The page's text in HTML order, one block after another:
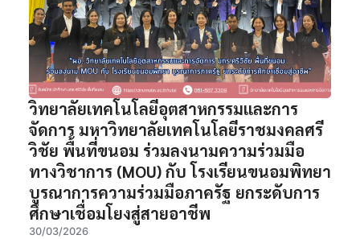
วิทยาลัยเทคโนโลยีอุตสาหกรรมและการ
จัดการ มหาวิทยาลัยเทคโนโลยีราชมงคลศรี
วิชัย พื้นที่ขนอม ร่วมลงนามความร่วมมือ
ทางวิชาการ (MOU) กับ โรงเรียนขนอมพิทยา
บูรณาการความร่วมมือภาครัฐ ยกระดับการ
ศึกษาเชื่อมโยงสู่สายอาชีพ
30/03/2026